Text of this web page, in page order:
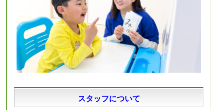
スタッフについて